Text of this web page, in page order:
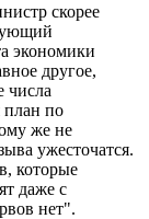
скорее
экономики
другое,
числа
план по
же не
ужесточатся.
которые
даже с
нет".